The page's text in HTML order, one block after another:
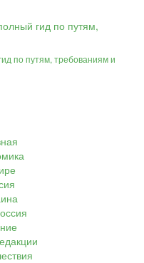
по путям, требованиям и